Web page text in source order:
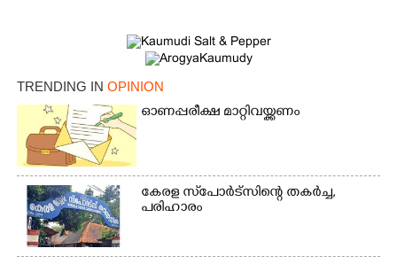
TRENDING IN OPINION
ഓണപ്പരീക്ഷ മാറ്റിവയ്ക്കണം
കേരള സ്‌പോർട്സിന്റെ തകർച്ച,
പരിഹാരം